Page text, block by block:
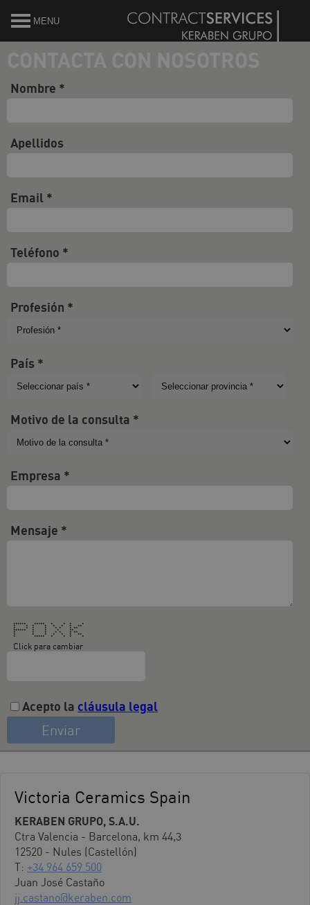
MENU
Nombre *
Apellidos
Email *
Teléfono *
Profesión *
País *
Motivo de la consulta *
Empresa *
Mensaje *
****** ***** * * * *
* * * * * * * **
* * * * * * * **
****** * * * **
* * * * * * **
* * * * * * **
* ***** * * * *
Click para cambiar
Acepto la cláusula legal
Victoria Ceramics Spain
KERABEN GRUPO, S.A.U.
Ctra Valencia - Barcelona, km 44,3
12520 - Nules (Castellón)
T: +34 964 659 500
Juan José Castaño
jj.castano@keraben.com